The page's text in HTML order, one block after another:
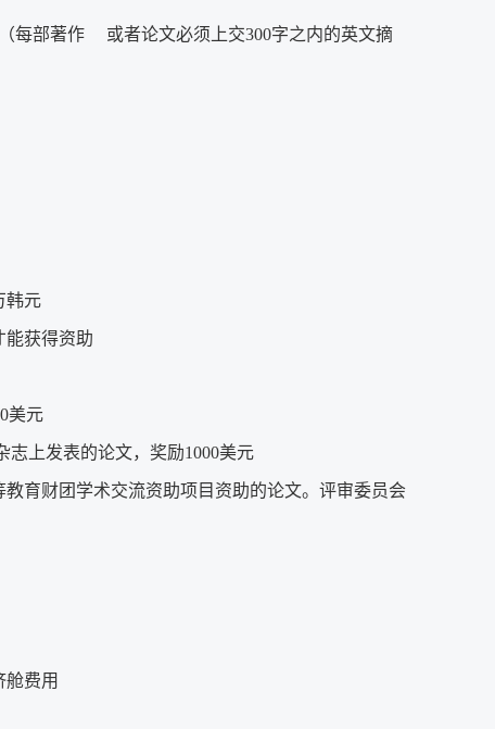
每部著作 或者论文必须上交300字之内的英文摘
韩元
能获得资助
美元
志上发表的论文，奖励1000美元
育财团学术交流资助项目资助的论文。评审委员会
费用